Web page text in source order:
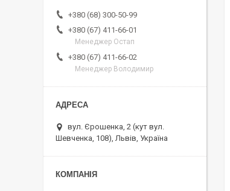
+380 (68) 300-50-99
+380 (67) 411-66-01
Менеджер Остап
+380 (67) 411-66-02
Менеджер Володимир
вул. Єрошенка, 2 (кут вул.
Шевченка, 108), Львів, Україна